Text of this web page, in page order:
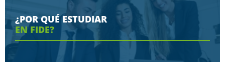
¿POR QUÉ ESTUDIAR
EN FIDE?